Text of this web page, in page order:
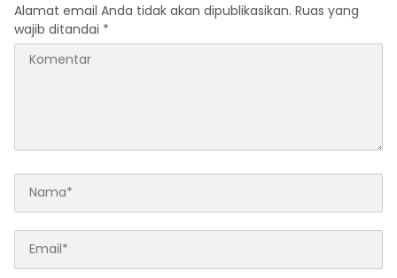
Alamat email Anda tidak akan dipublikasikan. Ruas yang
wajib ditandai *